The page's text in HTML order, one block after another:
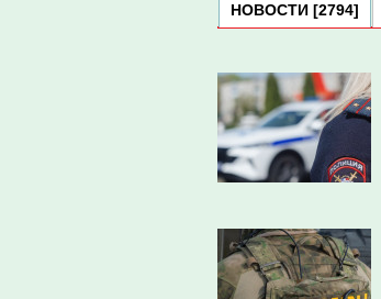
НОВОСТИ [2794]